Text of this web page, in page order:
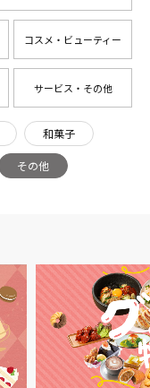
コスメ・ビューティー
サービス・その他
和菓子
その他